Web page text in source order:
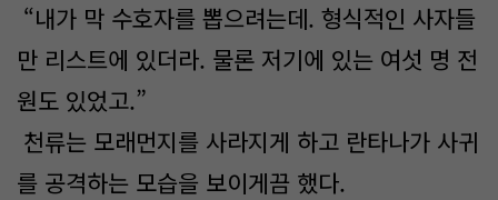
“내가 막 수호자를 뽑으려는데. 형식적인 사자들
만 리스트에 있더라. 물론 저기에 있는 여섯 명 전
원도 있었고.”
천류는 모래먼지를 사라지게 하고 란타나가 사귀
를 공격하는 모습을 보이게끔 했다.